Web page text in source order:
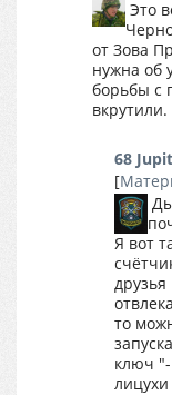
Это
от Зова
нужна об
борьбы с
вкрутили.
68
[
Я вот
друзья
то
ключ "-